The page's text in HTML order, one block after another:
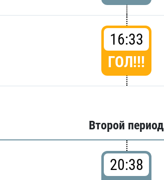
16:33
ГОЛ!!!
Второй период
20:38